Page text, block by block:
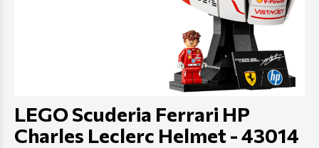
LEGO Scuderia Ferrari HP
Charles Leclerc Helmet - 43014